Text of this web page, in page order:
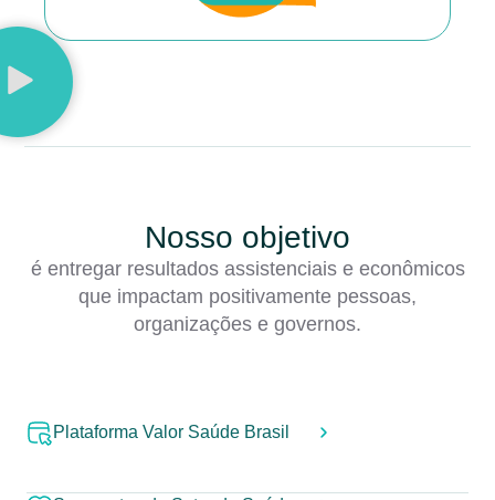
Nosso objetivo
é entregar resultados assistenciais e econômicos
que impactam positivamente pessoas,
organizações e governos.
Plataforma Valor Saúde Brasil